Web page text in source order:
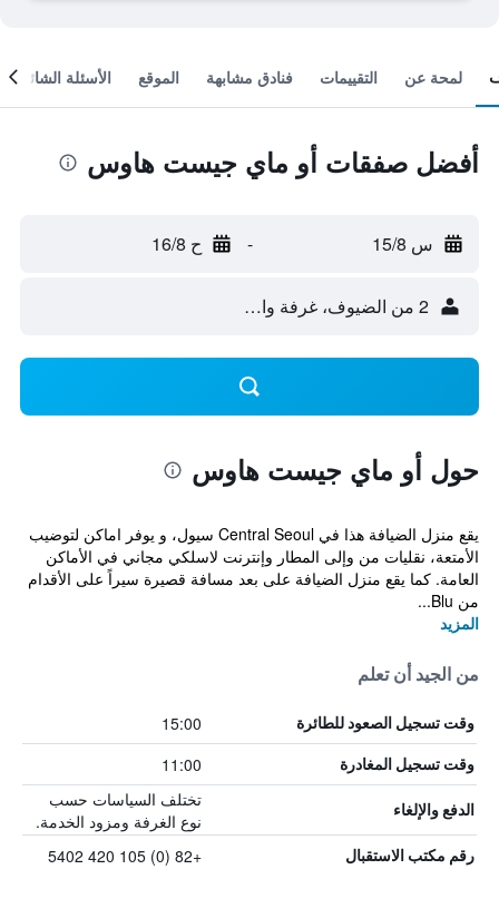
لمحة عن التقييمات فنادق مشابهة الموقع الأسئلة الشائعة
أفضل صفقات أو ماي جيست هاوس
س 15/8 - ح 16/8
2 من الضيوف، غرفة واحدة
حول أو ماي جيست هاوس
يقع منزل الضيافة هذا في Central Seoul سيول، و يوفر اماكن لتوضيب
الأمتعة، نقليات من وإلى المطار وإنترنت لاسلكي مجاني في الأماكن
العامة. كما يقع منزل الضيافة على بعد مسافة قصيرة سيراً على الأقدام
من Blu...
المزيد
من الجيد أن تعلم
وقت تسجيل الصعود للطائرة 15:00
وقت تسجيل المغادرة 11:00
الدفع والإلغاء
تختلف السياسات حسب
نوع الغرفة ومزود الخدمة.
رقم مكتب الاستقبال +82 (0) 105 420 5402